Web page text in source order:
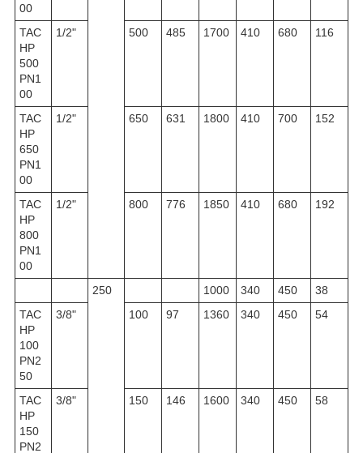
00
TAC
HP
500
PN1
00
1/2" 500 485 1700 410 680 116
TAC
HP
650
PN1
00
1/2" 650 631 1800 410 700 152
TAC
HP
800
PN1
00
1/2" 800 776 1850 410 680 192
250 1000 340 450
38
TAC
HP
100
PN2
50
3/8" 100 97 1360 340 450 54
TAC
HP
150
PN2
3/8" 150 146 1600 340 450 58